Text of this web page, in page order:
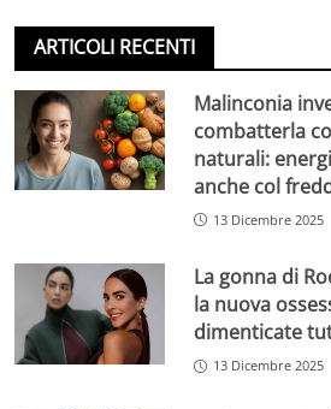
ARTICOLI RECENTI
Malinconia
combatterla
naturali:
anche col
13 Dicembre 2025
La gonna di
la nuova
dimenticate
13 Dicembre 2025